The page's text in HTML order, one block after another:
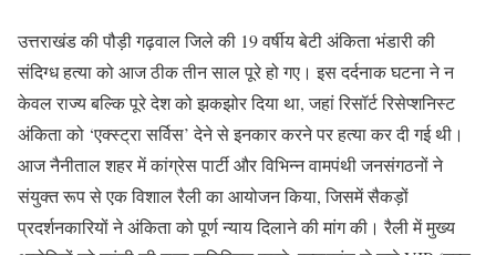
उत्तराखंड की पौड़ी गढ़वाल जिले की 19 वर्षीय बेटी अंकिता भंडारी की
संदिग्ध हत्या को आज ठीक तीन साल पूरे हो गए। इस दर्दनाक घटना ने न
केवल राज्य बल्कि पूरे देश को झकझोर दिया था, जहां रिसॉर्ट रिसेप्शनिस्ट
अंकिता को ‘एक्स्ट्रा सर्विस’ देने से इनकार करने पर हत्या कर दी गई थी।
आज नैनीताल शहर में कांग्रेस पार्टी और विभिन्न वामपंथी जनसंगठनों ने
संयुक्त रूप से एक विशाल रैली का आयोजन किया, जिसमें सैकड़ों
प्रदर्शनकारियों ने अंकिता को पूर्ण न्याय दिलाने की मांग की। रैली में मुख्य